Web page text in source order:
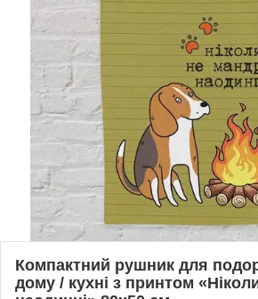
Компактний рушник для
дому / кухні з принтом